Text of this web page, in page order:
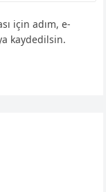
için adım, e-
kaydedilsin.